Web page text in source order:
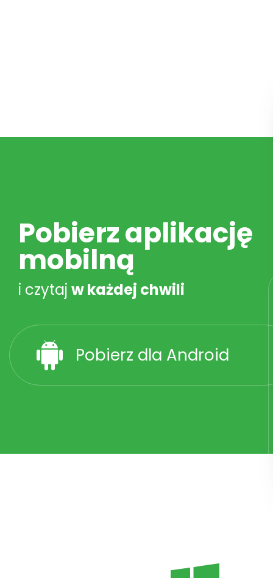
Pobierz aplikację
mobilną
i czytaj w każdej chwili
Pobierz dla Android